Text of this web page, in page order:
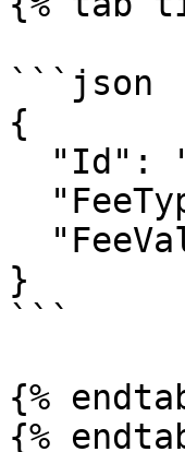
```json
{
}
```
{%
{%